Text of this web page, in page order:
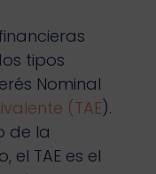
tipos
Nominal
(TAE).
de la
el TAE es el